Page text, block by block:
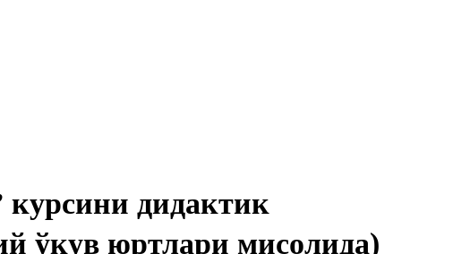
дидактик
ўқув юртлари мисолида)